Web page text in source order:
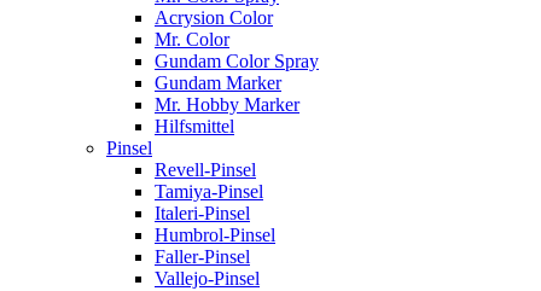
Acrysion Color
Mr. Color
Gundam Color Spray
Gundam Marker
Mr. Hobby Marker
Hilfsmittel
Pinsel
Revell-Pinsel
Tamiya-Pinsel
Italeri-Pinsel
Humbrol-Pinsel
Faller-Pinsel
Vallejo-Pinsel